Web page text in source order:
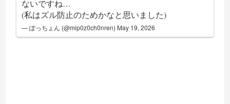
ないですね…
(私はズル防止のためかなと思いました)
— ぽっちょん (@mip0z0ch0nren) May 19, 2026